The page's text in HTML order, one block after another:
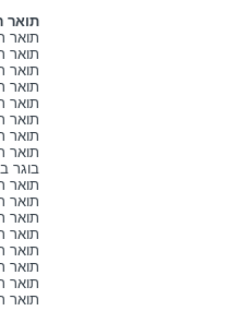
תואר
תואר
תואר
תואר
תואר
תואר
תואר
תואר
תואר
בוגר
תואר
תואר
תואר
תואר
תואר
תואר
תואר
תואר